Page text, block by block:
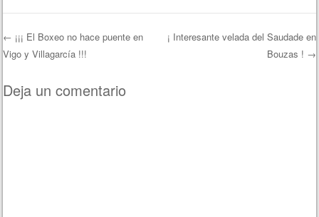
Navegación de entradas
← ¡¡¡ El Boxeo no hace puente en
Vigo y Villagarcía !!!
¡ Interesante velada del Saudade en
Bouzas ! →
Deja un comentario